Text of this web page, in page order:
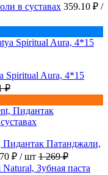
в суставах 359.10 ₽ /
Spiritual Aura, 4*15
₽
Пидантак Патанджали,
₽ / шт 1 269 ₽